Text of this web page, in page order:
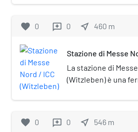
distretto di
trasferimento tra le
favorite 0 reviews 0 near_me 460 m
Stazione di Messe
La stazione di
(Witzleben) è una
quartiere di
(Denkmalschutz).
favorite 0 reviews 0 near_me 546 m